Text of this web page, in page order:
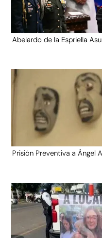
Abelardo de la Espriella
Prisión Preventiva a Ángel